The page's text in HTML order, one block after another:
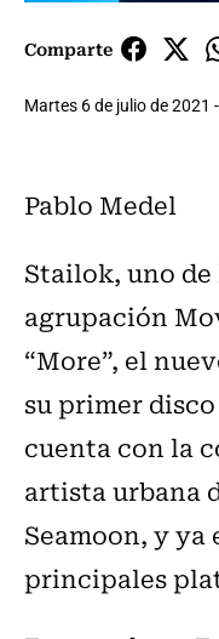
Comparte
Martes 6 de julio de 2021
Pablo Medel
Stailok, uno
agrupación
“More”, el
su primer
cuenta con la
artista urbana
Seamoon, y
principales